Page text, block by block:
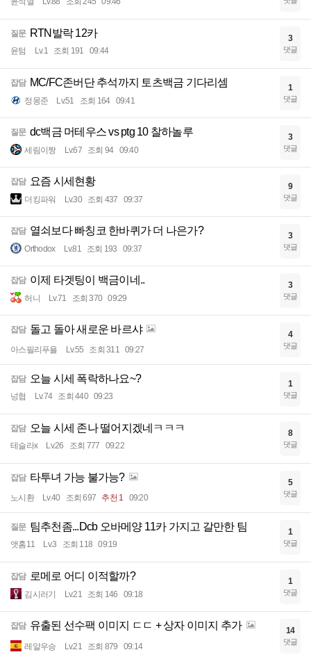
질문 RTN발락 12카
윤텀 Lv.1 조회 191 09:44
3
댓글
잡담 MC/FC존버단 추석까지 토츠백금 기다리셈
정몽준 Lv.51 조회 164 09:41
1
댓글
질문 dc백금 머테우스 vs ptg 10 찰하놀루
세림이짱 Lv.67 조회 94 09:40
3
댓글
잡담 요즘 시세현황
더킹파워 Lv.30 조회 437 09:37
9
댓글
잡담 열쇠보다 빠칭코 한바퀴가 더 나은가?
Orthodox Lv.81 조회 193 09:37
3
댓글
잡담 이제 타겟팅이 백금이네..
허니 Lv.71 조회 370 09:29
3
댓글
잡담 돌고 돌아 새로운 바르샤
아스필리푸욜 Lv.55 조회 311 09:27
4
댓글
잡담 오늘 시세 폭락하나요~?
넝협 Lv.74 조회 440 09:23
1
댓글
잡담 오늘 시세 존나 떨어지겠네ㅋㅋㅋ
테슬라x Lv.26 조회 777 09:22
8
댓글
잡담 타투녀 가능 불가능?
노시환 Lv.40 조회 697 추천 1 09:20
5
댓글
질문 팀추천좀...Dcb 오바메양 11카 가지고 갈만한 팀
앳홈11 Lv.3 조회 118 09:19
1
댓글
잡담 로메로 어디 이적할까?
김시러기 Lv.21 조회 146 09:18
1
댓글
잡담 유출된 선수팩 이미지 ㄷㄷ + 상자 이미지 추가
레알우승 Lv.21 조회 879 09:14
14
댓글